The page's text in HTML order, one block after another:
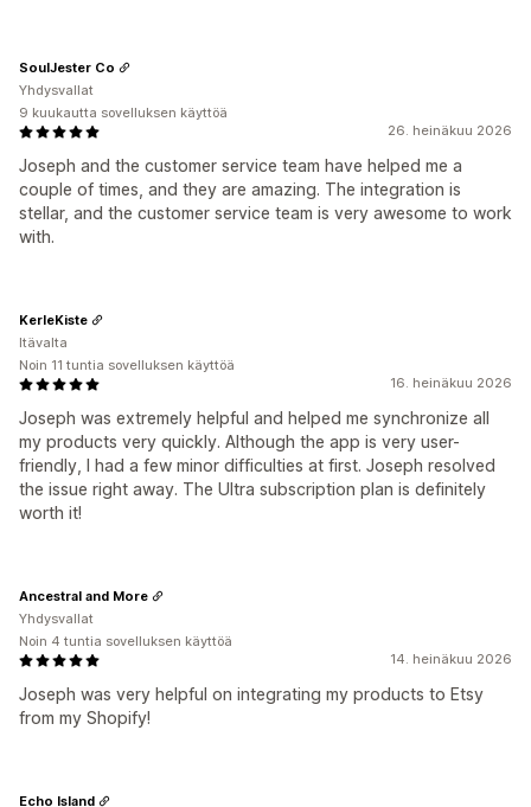
26. heinäkuu 2026
Joseph and the customer service team have helped me a
couple of times, and they are amazing. The integration is
stellar, and the customer service team is very awesome to work
with.
SoulJester Co
Yhdysvallat
9 kuukautta sovelluksen käyttöä
16. heinäkuu 2026
Joseph was extremely helpful and helped me synchronize all
my products very quickly. Although the app is very user-
friendly, I had a few minor difficulties at first. Joseph resolved
the issue right away. The Ultra subscription plan is definitely
worth it!
KerleKiste
Itävalta
Noin 11 tuntia sovelluksen käyttöä
14. heinäkuu 2026
Joseph was very helpful on integrating my products to Etsy
from my Shopify!
Ancestral and More
Yhdysvallat
Noin 4 tuntia sovelluksen käyttöä
Echo Island